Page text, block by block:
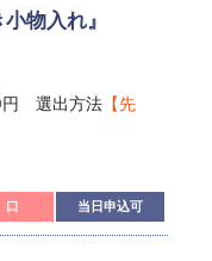
物入れ』
円 選出方法 【先
当日申込可